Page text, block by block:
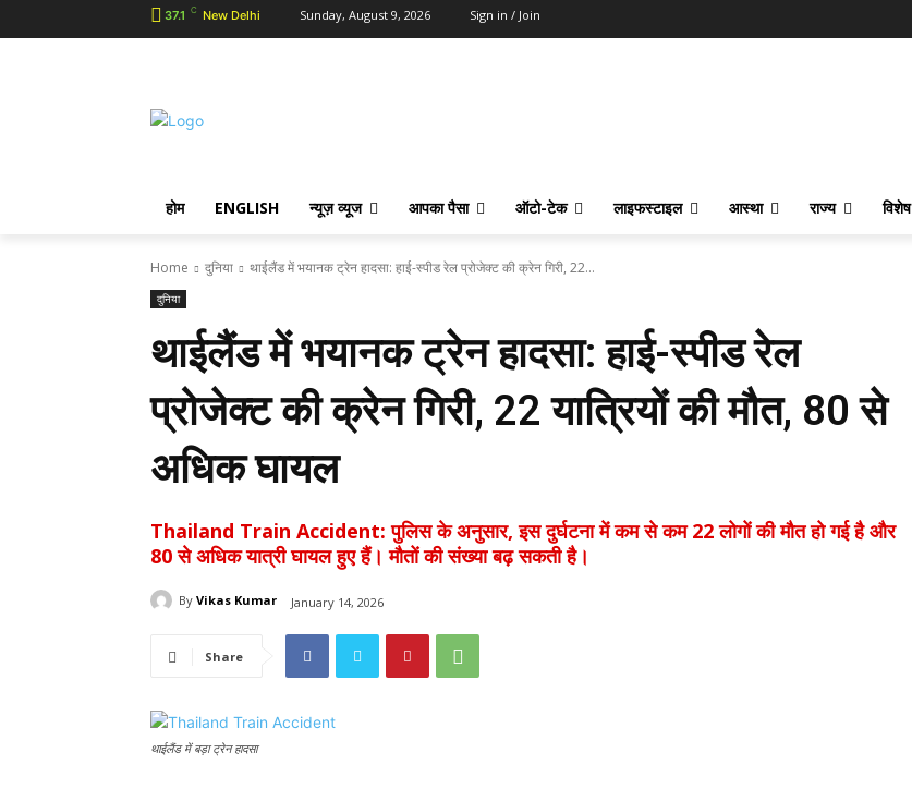
37.1 C New Delhi Sunday, August 9, 2026 Sign in / Join
होम ENGLISH न्यूज़ व्यूज आपका पैसा ऑटो-टेक लाइफस्टाइल आस्था राज्य विशेष
Home दुनिया थाईलैंड में भयानक ट्रेन हादसा: हाई-स्पीड रेल प्रोजेक्ट की क्रेन गिरी, 22...
दुनिया
थाईलैंड में भयानक ट्रेन हादसा: हाई-स्पीड रेल
प्रोजेक्ट की क्रेन गिरी, 22 यात्रियों की मौत, 80 से
अधिक घायल
Thailand Train Accident: पुलिस के अनुसार, इस दुर्घटना में कम से कम 22 लोगों की मौत हो गई है और
80 से अधिक यात्री घायल हुए हैं। मौतों की संख्या बढ़ सकती है।
By Vikas Kumar January 14, 2026
Share
थाईलैंड में बड़ा ट्रेन हादसा